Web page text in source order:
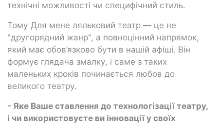
технічні можливості чи специфічний стиль.
Тому Для мене ляльковий театр — це не
"другорядний жанр", а повноцінний напрямок,
який має обов’язково бути в нашій афіші. Він
формує глядача змалку, і саме з таких
маленьких кроків починається любов до
великого театру.
- Яке Ваше ставлення до технологізації театру,
і чи використовуєте ви інновації у своїх